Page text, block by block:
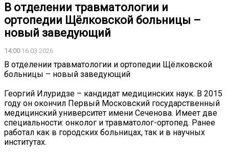
В отделении травматологии и
ортопедии Щёлковской больницы –
новый заведующий
14:0016.03.2026
В отделении травматологии и ортопедии Щёлковской
больницы – новый заведующий
Георгий Илуридзе – кандидат медицинских наук. В 2015
году он окончил Первый Московский государственный
медицинский университет имени Сеченова. Имеет две
специальности: онколог и травматолог-ортопед. Ранее
работал как в городских больницах, так и в научных
институтах.